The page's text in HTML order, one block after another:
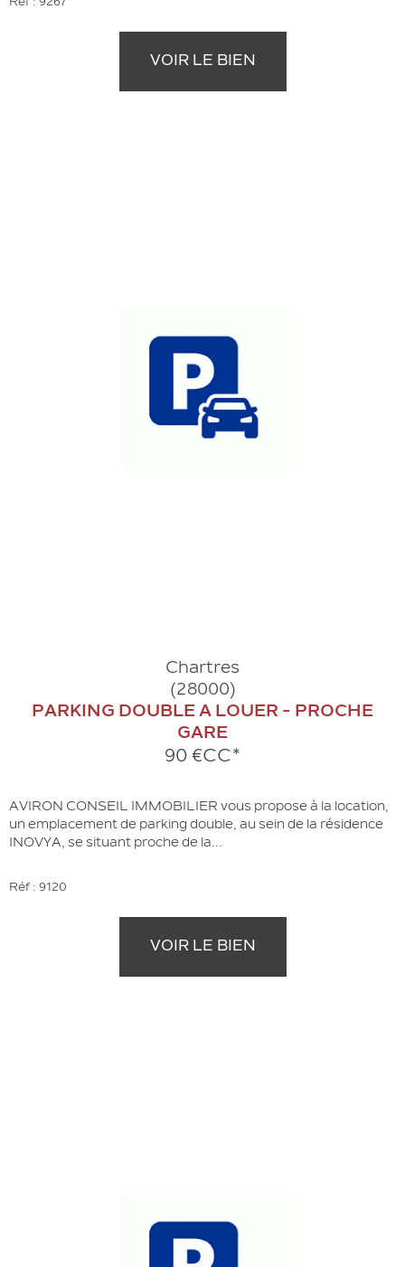
VOIR LE BIEN
Chartres
(28000)
PARKING DOUBLE A LOUER - PROCHE
GARE
90 €CC*
AVIRON CONSEIL IMMOBILIER vous propose à la location,
un emplacement de parking double, au sein de la résidence
INOVYA, se situant proche de la...
Réf : 9120
VOIR LE BIEN